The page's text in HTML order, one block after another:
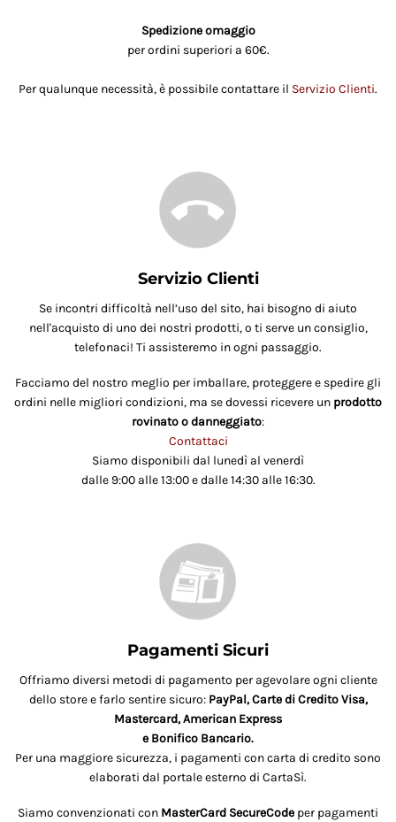
Spedizione omaggio
per ordini superiori a 60€.
Per qualunque necessità, è possibile contattare il Servizio Clienti.
Servizio Clienti
Se incontri difficoltà nell’uso del sito, hai bisogno di aiuto
nell'acquisto di uno dei nostri prodotti, o ti serve un consiglio,
telefonaci! Ti assisteremo in ogni passaggio.
Facciamo del nostro meglio per imballare, proteggere e spedire gli
ordini nelle migliori condizioni, ma se dovessi ricevere un prodotto
rovinato o danneggiato:
Contattaci
Siamo disponibili dal lunedì al venerdì
dalle 9:00 alle 13:00 e dalle 14:30 alle 16:30.
Pagamenti Sicuri
Offriamo diversi metodi di pagamento per agevolare ogni cliente
dello store e farlo sentire sicuro: PayPal, Carte di Credito Visa,
Mastercard, American Express
e Bonifico Bancario.
Per una maggiore sicurezza, i pagamenti con carta di credito sono
elaborati dal portale esterno di CartaSì.
Siamo convenzionati con MasterCard SecureCode per pagamenti